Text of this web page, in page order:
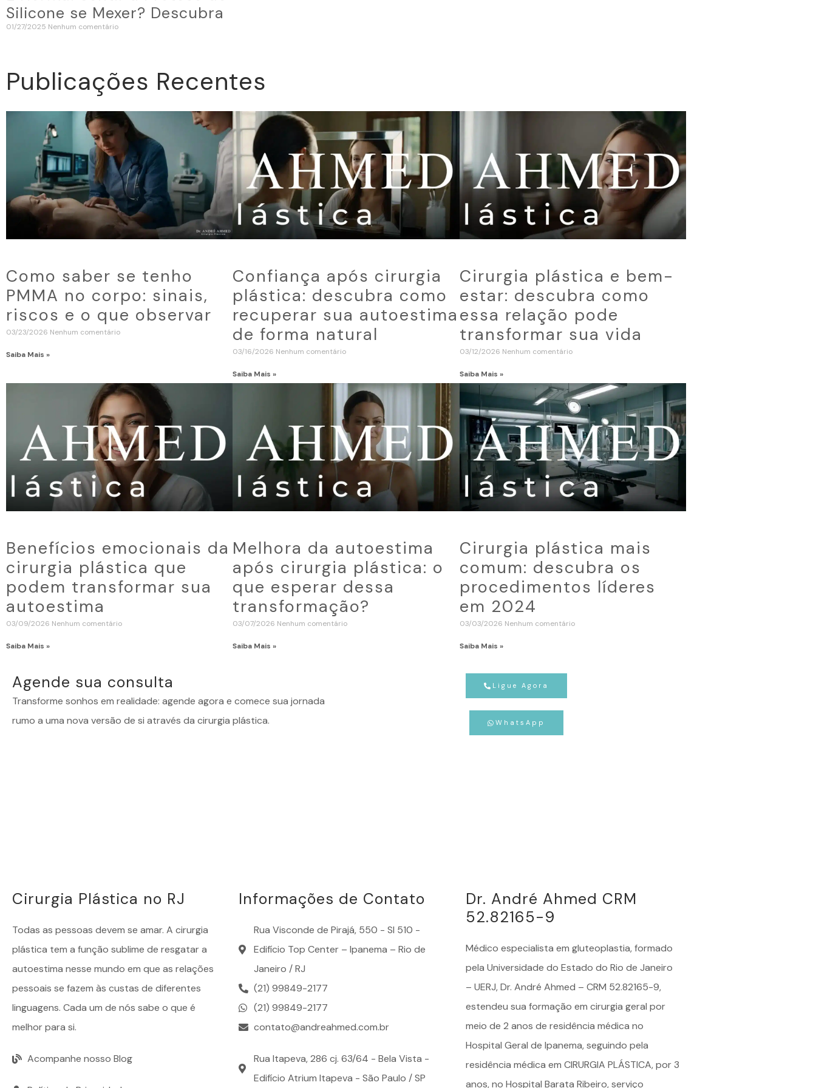
Silicone se Mexer? Descubra
01/27/2025 Nenhum comentário
Publicações Recentes
Como saber se tenho
PMMA no corpo: sinais,
riscos e o que observar
03/23/2026 Nenhum comentário
Saiba Mais »
Confiança após cirurgia
plástica: descubra como
recuperar sua autoestima
de forma natural
03/16/2026 Nenhum comentário
Saiba Mais »
Cirurgia plástica e bem-
estar: descubra como
essa relação pode
transformar sua vida
03/12/2026 Nenhum comentário
Saiba Mais »
Benefícios emocionais da
cirurgia plástica que
podem transformar sua
autoestima
03/09/2026 Nenhum comentário
Saiba Mais »
Melhora da autoestima
após cirurgia plástica: o
que esperar dessa
transformação?
03/07/2026 Nenhum comentário
Saiba Mais »
Cirurgia plástica mais
comum: descubra os
procedimentos líderes
em 2024
03/03/2026 Nenhum comentário
Saiba Mais »
Agende sua consulta
Transforme sonhos em realidade: agende agora e comece sua jornada
rumo a uma nova versão de si através da cirurgia plástica.
Ligue Agora
WhatsApp
Cirurgia Plástica no RJ
Todas as pessoas devem se amar. A cirurgia
plástica tem a função sublime de resgatar a
autoestima nesse mundo em que as relações
pessoais se fazem às custas de diferentes
linguagens. Cada um de nós sabe o que é
melhor para si.
Acompanhe nosso Blog
Informações de Contato
Rua Visconde de Pirajá, 550 - Sl 510 -
Edifício Top Center – Ipanema – Rio de
Janeiro / RJ
(21) 99849-2177
(21) 99849-2177
contato@andreahmed.com.br
Rua Itapeva, 286 cj. 63/64 - Bela Vista -
Edifício Atrium Itapeva - São Paulo / SP
Dr. André Ahmed CRM
52.82165-9
Médico especialista em gluteoplastia, formado
pela Universidade do Estado do Rio de Janeiro
– UERJ, Dr. André Ahmed – CRM 52.82165-9,
estendeu sua formação em cirurgia geral por
meio de 2 anos de residência médica no
Hospital Geral de Ipanema, seguindo pela
residência médica em CIRURGIA PLÁSTICA, por 3
anos, no Hospital Barata Ribeiro, serviço